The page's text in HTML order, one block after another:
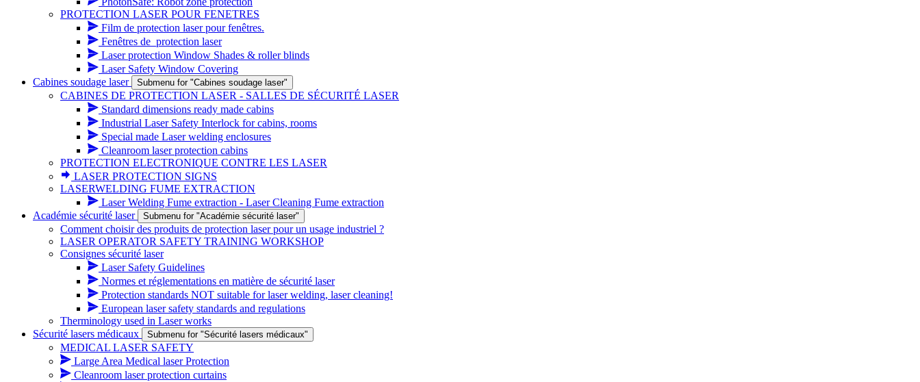
PROTECTION LASER POUR FENETRES
Film de protection laser pour fenêtres.
Fenêtres de_protection laser
Laser protection Window Shades & roller blinds
Laser Safety Window Covering
Cabines soudage laser
Submenu for "Cabines soudage laser"
CABINES DE PROTECTION LASER - SALLES DE SÉCURITÉ LASER
Standard dimensions ready made cabins
Industrial Laser Safety Interlock for cabins, rooms
Special made Laser welding enclosures
Cleanroom laser protection cabins
PROTECTION ELECTRONIQUE CONTRE LES LASER
LASER PROTECTION SIGNS
LASERWELDING FUME EXTRACTION
Laser Welding Fume extraction - Laser Cleaning Fume extraction
Académie sécurité laser
Submenu for "Académie sécurité laser"
Comment choisir des produits de protection laser pour un usage industriel ?
LASER OPERATOR SAFETY TRAINING WORKSHOP
Consignes sécurité laser
Laser Safety Guidelines
Normes et réglementations en matière de sécurité laser
Protection standards NOT suitable for laser welding, laser cleaning!
European laser safety standards and regulations
Therminology used in Laser works
Sécurité lasers médicaux
Submenu for "Sécurité lasers médicaux"
MEDICAL LASER SAFETY
Large Area Medical laser Protection
Cleanroom laser protection curtains